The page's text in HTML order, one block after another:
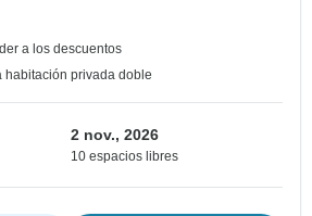
a los descuentos
habitación privada doble
2 nov., 2026
10 espacios libres